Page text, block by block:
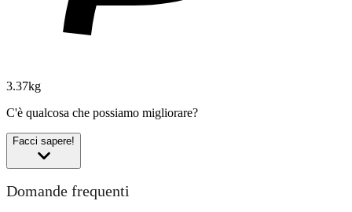
3.37kg
C'è qualcosa che possiamo migliorare?
Facci sapere!
Domande frequenti